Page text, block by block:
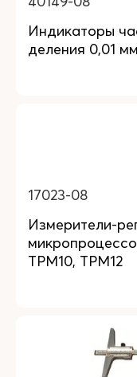
Индикаторы
деления 0,01
17023-08
Измерители-
ТРМ10, ТРМ12